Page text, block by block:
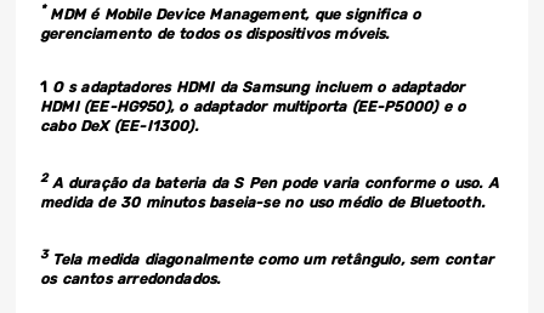
*MDM é Mobile Device Management, que significa o
gerenciamento de todos os dispositivos móveis.
1 O s adaptadores HDMI da Samsung incluem o adaptador
HDMI (EE-HG950), o adaptador multiporta (EE-P5000) e o
cabo DeX (EE-I1300).
2A duração da bateria da S Pen pode varia conforme o uso. A
medida de 30 minutos baseia-se no uso médio de Bluetooth.
3 Tela medida diagonalmente como um retângulo, sem contar
os cantos arredondados.